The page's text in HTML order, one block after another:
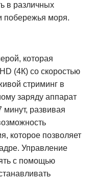
в различных
побережья моря.
которая
(4К) со скоростью
стриминг в
заряду аппарат
минут, развивая
которое позволяет
Управление
с помощью